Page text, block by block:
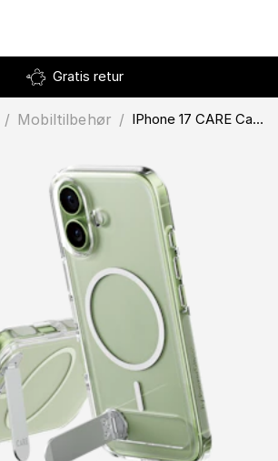
Gratis retur
/ mobiltilbehør / iPhone 17 CARE Case Transparent Kickstand MagSafe